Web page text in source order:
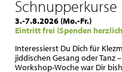
Schnupperkurse
3.-7.8.2026 (Mo.-Fr.)
Eintritt frei (Spenden
Interessierst Du Dich für
jiddischen Gesang oder Tanz
Workshop-Woche war Dir